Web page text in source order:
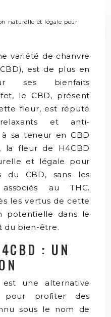
naturelle et légale pour
variété de chanvre
est de plus en
ses bienfaits
le CBD, présent
fleur, est réputé
et anti-
à sa teneur en CBD
la fleur de H4CBD
et légale pour
du CBD, sans les
au THC.
les vertus de cette
potentielle dans le
du bien-être.
: UN
une alternative
profiter des
sous le nom de